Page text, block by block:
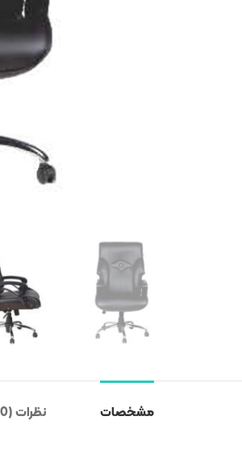
مشخصات نظرات (0)